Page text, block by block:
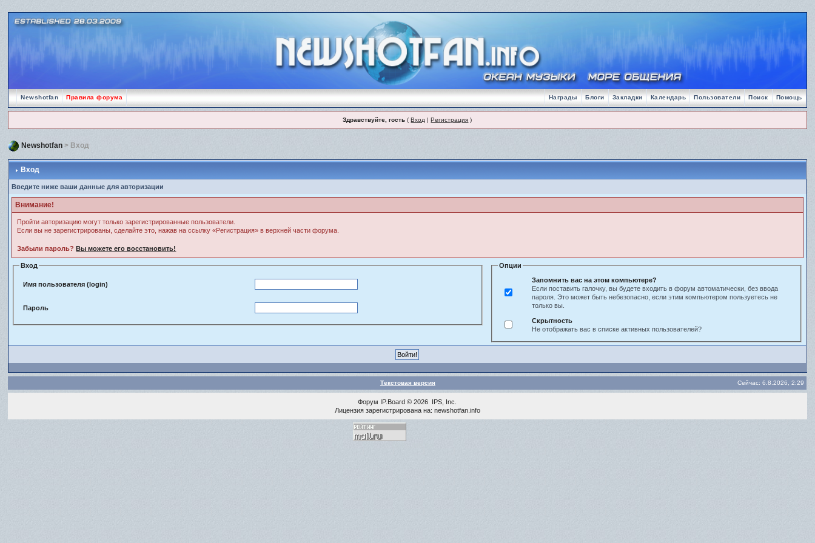
Newshotfan Правила форума Помощь
Поиск
Пользователи
Календарь
Закладки
Блоги
Награды
Здравствуйте, гость (Вход |Регистрация )
Newshotfan > Вход
Вход
Введите ниже ваши данные для авторизации
Внимание!
Пройти авторизацию могут только зарегистрированные пользователи.
Если вы не зарегистрированы, сделайте это, нажав на ссылку «Регистрация» в верхней части форума.
Забыли пароль? Вы можете его восстановить!
Вход
Имя пользователя (login)
Пароль
Опции
Запомнить вас на этом компьютере?
Если поставить галочку, вы будете входить в форум автоматически, без ввода
пароля. Это может быть небезопасно, если этим компьютером пользуетесь не
только вы.
Скрытность
Не отображать вас в списке активных пользователей?
Текстовая версия Сейчас: 6.8.2026, 2:29
Форум IP.Board © 2026 IPS, Inc
Лицензия зарегистрирована на: newshotfan.info